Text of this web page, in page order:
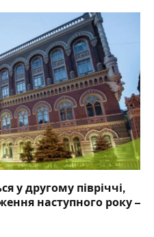
у другому півріччі,
наступного року –